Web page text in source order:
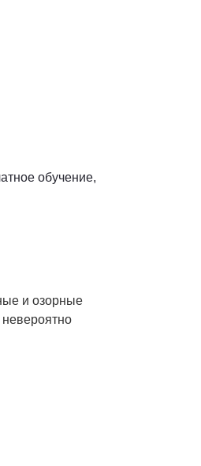
обучение,
и озорные